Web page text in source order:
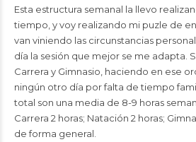
Esta estructura semanal la llevo
tiempo, y voy realizando mi puzle de
van viniendo las circunstancias
día la sesión que mejor se me adapta.
Carrera y Gimnasio, haciendo en ese
ningún otro día por falta de tiempo
total son una media de 8-9 horas
Carrera 2 horas; Natación 2 horas;
de forma general.